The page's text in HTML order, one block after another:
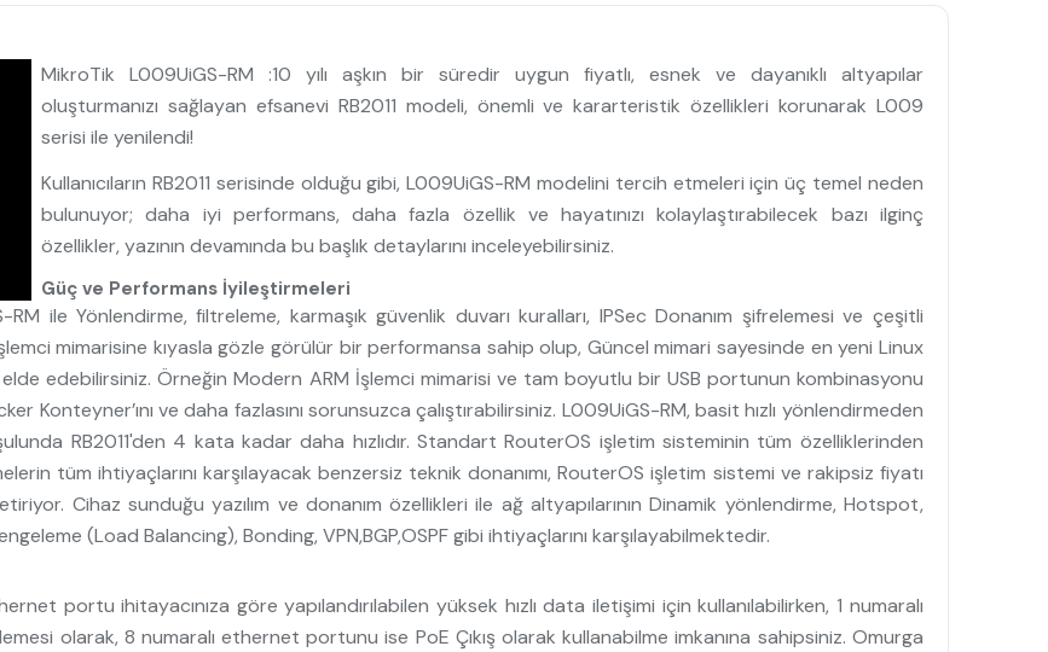
MikroTik L009UiGS-RM :10 yılı aşkın bir süredir uygun fiyatlı, esnek ve dayanıklı altyapılar
oluşturmanızı sağlayan efsanevi RB2011 modeli, önemli ve kararteristik özellikleri korunarak L009
serisi ile yenilendi!
Kullanıcıların RB2011 serisinde olduğu gibi, L009UiGS-RM modelini tercih etmeleri için üç temel neden
bulunuyor; daha iyi performans, daha fazla özellik ve hayatınızı kolaylaştırabilecek bazı ilginç
özellikler, yazının devamında bu başlık detaylarını inceleyebilirsiniz.
Güç ve Performans İyileştirmeleri
ile Yönlendirme, filtreleme, karmaşık güvenlik duvarı kuralları, IPSec Donanım şifrelemesi ve çeşitli
mimarisine kıyasla gözle görülür bir performansa sahip olup, Güncel mimari sayesinde en yeni Linux
elde edebilirsiniz. Örneğin Modern ARM İşlemci mimarisi ve tam boyutlu bir USB portunun kombinasyonu
Konteyner’ını ve daha fazlasını sorunsuzca çalıştırabilirsiniz. L009UiGS-RM, basit hızlı yönlendirmeden
RB2011'den 4 kata kadar daha hızlıdır. Standart RouterOS işletim sisteminin tüm özelliklerinden
tüm ihtiyaçlarını karşılayacak benzersiz teknik donanımı, RouterOS işletim sistemi ve rakipsiz fiyatı
Cihaz sunduğu yazılım ve donanım özellikleri ile ağ altyapılarının Dinamik yönlendirme, Hotspot,
(Load Balancing), Bonding, VPN,BGP,OSPF gibi ihtiyaçlarını karşılayabilmektedir.
portu ihitayacınıza göre yapılandırılabilen yüksek hızlı data iletişimi için kullanılabilirken, 1 numaralı
olarak, 8 numaralı ethernet portunu ise PoE Çıkış olarak kullanabilme imkanına sahipsiniz. Omurga